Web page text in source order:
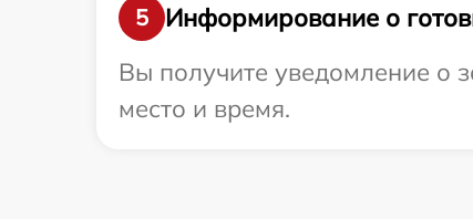
5
Информирование о
Вы получите уведомление о
место и время.